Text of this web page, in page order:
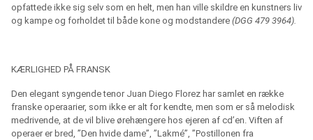
opfattede ikke sig selv som en helt, men han ville skildre en kunstners liv
og kampe og forholdet til både kone og modstandere (DGG 479 3964).
KÆRLIGHED PÅ FRANSK
Den elegant syngende tenor Juan Diego Florez har samlet en række
franske operaarier, som ikke er alt for kendte, men som er så melodisk
medrivende, at de vil blive ørehængere hos ejeren af cd’en. Viften af
operaer er bred, ”Den hvide dame”, ”Lakmé”, ”Postillonen fra